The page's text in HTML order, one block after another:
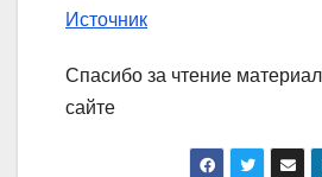
Источник
Спасибо за чтение
сайте